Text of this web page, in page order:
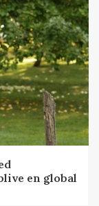
en global